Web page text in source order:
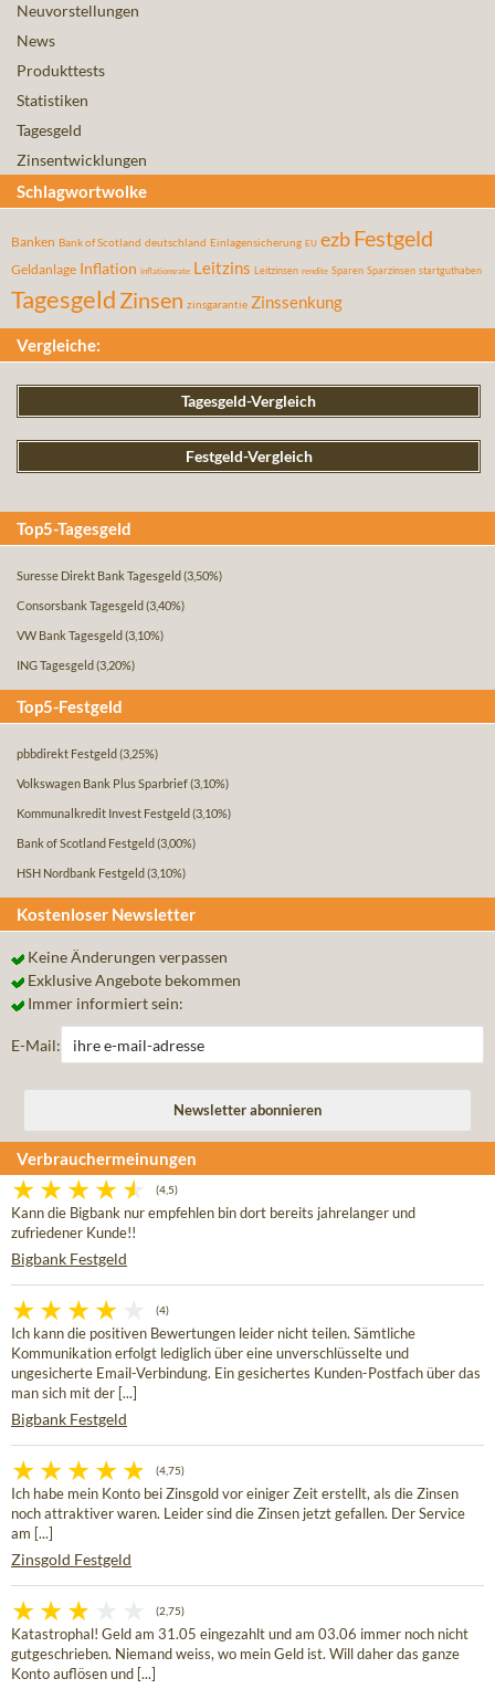
Neuvorstellungen
News
Produkttests
Statistiken
Tagesgeld
Zinsentwicklungen
Schlagwortwolke
Banken Bank of Scotland deutschland Einlagensicherung EU ezbFestgeld
Geldanlage Inflation inflationsrate Leitzins Leitzinsen rendite Sparen Sparzinsen startguthaben
Tagesgeld Zinsen zinsgarantie Zinssenkung
Vergleiche:
Tagesgeld-Vergleich
Festgeld-Vergleich
Top5-Tagesgeld
Suresse Direkt Bank Tagesgeld (3,50%)
Consorsbank Tagesgeld (3,40%)
VW Bank Tagesgeld (3,10%)
ING Tagesgeld (3,20%)
Top5-Festgeld
pbbdirekt Festgeld (3,25%)
Volkswagen Bank Plus Sparbrief(3,10%)
Kommunalkredit Invest Festgeld (3,10%)
Bank of Scotland Festgeld (3,00%)
HSH Nordbank Festgeld (3,10%)
Kostenloser Newsletter
Keine Änderungen verpassen
Exklusive Angebote bekommen
Immer informiert sein:
E-Mail:
Verbrauchermeinungen
(4,5)
Kann die Bigbank nur empfehlen bin dort bereits jahrelanger und
zufriedener Kunde!!
Bigbank Festgeld
(4)
Ich kann die positiven Bewertungen leider nicht teilen. Sämtliche
Kommunikation erfolgt lediglich über eine unverschlüsselte und
ungesicherte Email-Verbindung. Ein gesichertes Kunden-Postfach über das
man sich mit der [...]
Bigbank Festgeld
(4,75)
Ich habe mein Konto bei Zinsgold vor einiger Zeit erstellt, als die Zinsen
noch attraktiver waren. Leider sind die Zinsen jetzt gefallen. Der Service
am [...]
Zinsgold Festgeld
(2,75)
Katastrophal! Geld am 31.05 eingezahlt und am 03.06 immer noch nicht
gutgeschrieben. Niemand weiss, wo mein Geld ist. Will daher das ganze
Konto auflösen und [...]